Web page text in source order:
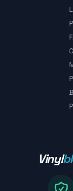
Vinyl